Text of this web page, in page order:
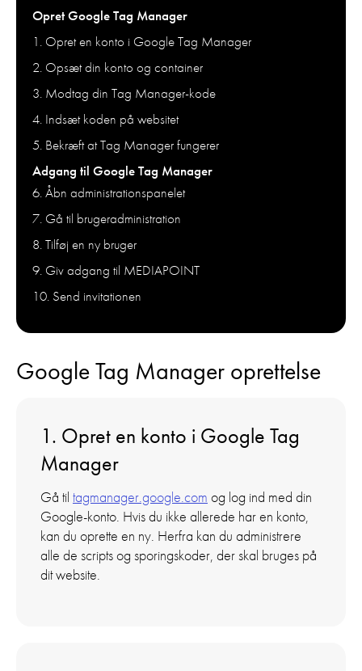
Opret Google Tag Manager
1. Opret en konto i Google Tag Manager
2. Opsæt din konto og container
3. Modtag din Tag Manager-kode
4. Indsæt koden på websitet
5. Bekræft at Tag Manager fungerer
Adgang til Google Tag Manager
6. Åbn administrationspanelet
7. Gå til brugeradministration
8. Tilføj en ny bruger
9. Giv adgang til MEDIAPOINT
10. Send invitationen
Google Tag Manager oprettelse
1. Opret en konto i Google Tag
Manager
Gå til tagmanager.google.com og log ind med din
Google-konto. Hvis du ikke allerede har en konto,
kan du oprette en ny. Herfra kan du administrere
alle de scripts og sporingskoder, der skal bruges på
dit website.